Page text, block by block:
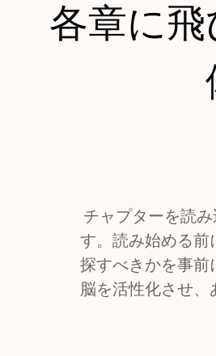
各章に
チャプターを読
す。読み始める前
探すべきかを事前
脳を活性化させ